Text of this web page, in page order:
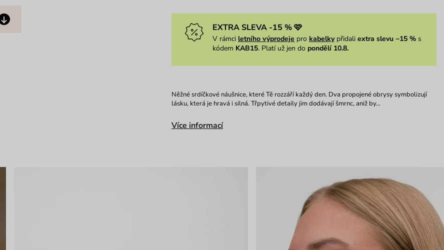
EXTRA SLEVA -15 % 🩷
V rámci letního výprodeje pro kabelkypřidali extra slevu −15 %s
kódem KAB15. Platí už jen do pondělí 10.8.
Něžné srdíčkové náušnice, které Tě rozzáří každý den. Dva propojené obrysy symbolizují
lásku, která je hravá i silná. Třpytivé detaily jim dodávají šmrnc, aniž by…
Více informací